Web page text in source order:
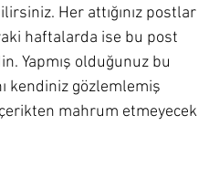
Her attığınız postlar
haftalarda ise bu post
Yapmış olduğunuz bu
kendiniz gözlemlemiş
mahrum etmeyecek